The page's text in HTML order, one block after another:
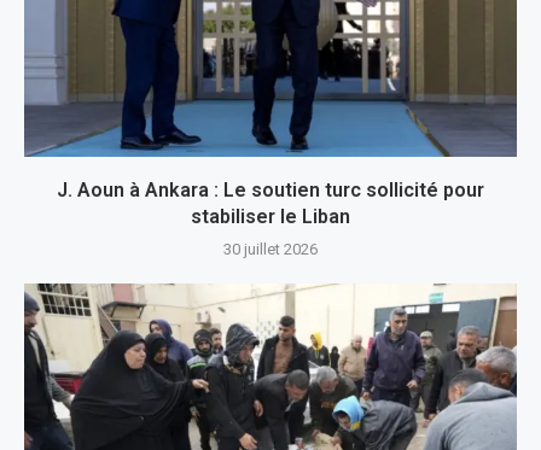
J. Aoun à Ankara : Le soutien turc sollicité pour
stabiliser le Liban
30 juillet 2026